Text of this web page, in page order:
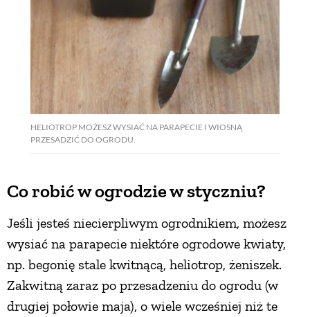
HELIOTROP MOŻESZ WYSIAĆ NA PARAPECIE I WIOSNĄ
PRZESADZIĆ DO OGRODU.
Co robić w ogrodzie w styczniu?
Jeśli jesteś niecierpliwym ogrodnikiem, możesz
wysiać na parapecie niektóre ogrodowe kwiaty,
np. begonię stale kwitnącą, heliotrop, żeniszek.
Zakwitną zaraz po przesadzeniu do ogrodu (w
drugiej połowie maja), o wiele wcześniej niż te
ŚNIADANIA
PRZYSTAWKI
ZUPY
DODATKI
PRZETWORY